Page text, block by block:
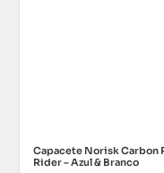
Capacete Norisk Carbon
Rider – Azul & Branco